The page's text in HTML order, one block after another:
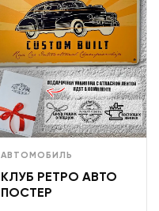
АВТОМОБИЛЬ
КЛУБ РЕТРО АВТО
ПОСТЕР